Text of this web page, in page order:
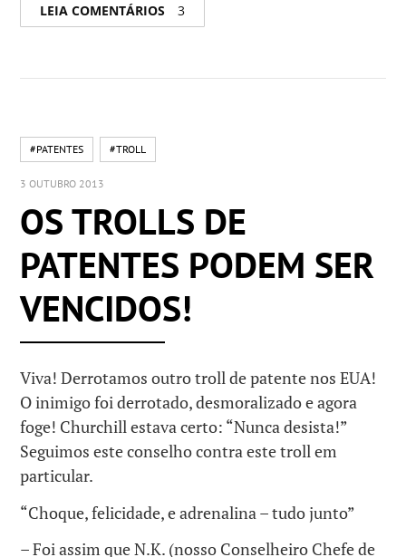
LEIA COMENTÁRIOS 3
#PATENTES #TROLL
3 OUTUBRO 2013
OS TROLLS DE
PATENTES PODEM SER
VENCIDOS!
Viva! Derrotamos outro troll de patente nos EUA!
O inimigo foi derrotado, desmoralizado e agora
foge! Churchill estava certo: “Nunca desista!”
Seguimos este conselho contra este troll em
particular.
“Choque, felicidade, e adrenalina – tudo junto”
– Foi assim que N.K. (nosso Conselheiro Chefe de